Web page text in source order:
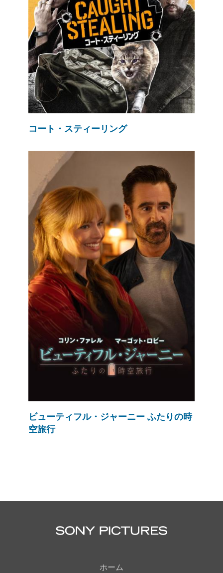
コート・スティーリング
ビューティフル・ジャーニー ふたりの時
空旅行
ホーム